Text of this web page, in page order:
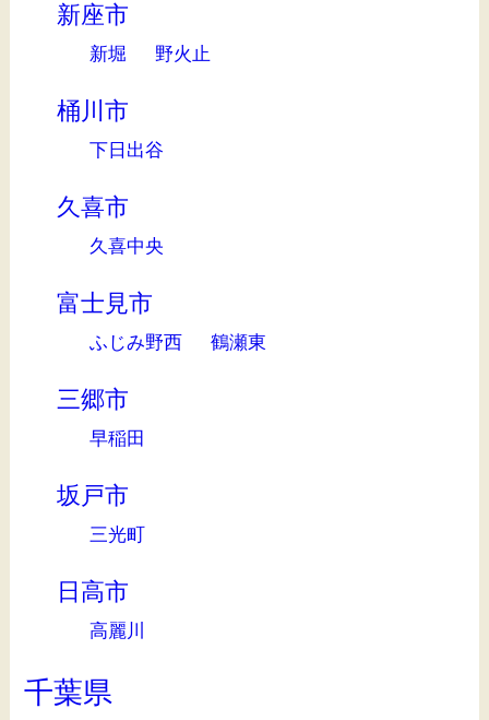
新座市
新堀 野火止
桶川市
下日出谷
久喜市
久喜中央
富士見市
ふじみ野西 鶴瀬東
三郷市
早稲田
坂戸市
三光町
日高市
高麗川
千葉県